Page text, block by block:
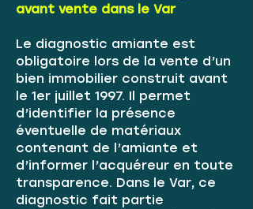
avant vente dans le Var
Le diagnostic amiante est
obligatoire lors de la vente d’un
bien immobilier construit avant
le 1er juillet 1997. Il permet
d’identifier la présence
éventuelle de matériaux
contenant de l’amiante et
d’informer l’acquéreur en toute
transparence. Dans le Var, ce
diagnostic fait partie